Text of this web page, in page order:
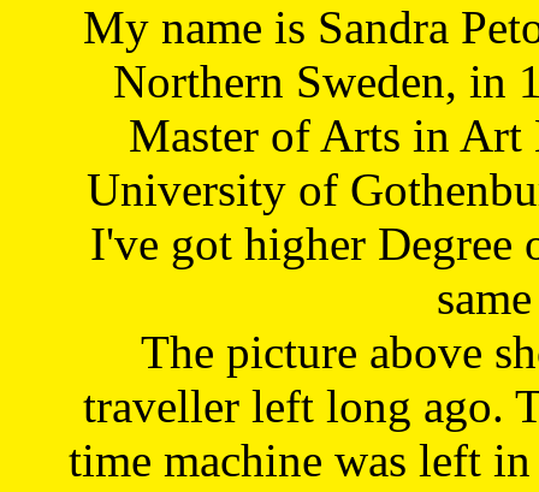
My name is Sandra
Northern Sweden, in
Master of Arts in Art
University of
I've got higher Degree
The picture above
traveller left long ago.
time machine was left